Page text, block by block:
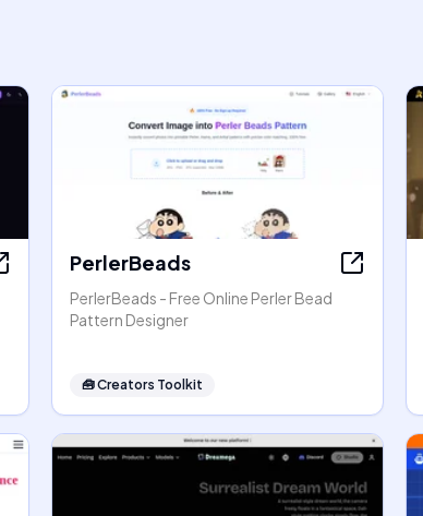
PerlerBeads
PerlerBeads - Free Online Perler Bead
Pattern Designer
🧰Creators Toolkit